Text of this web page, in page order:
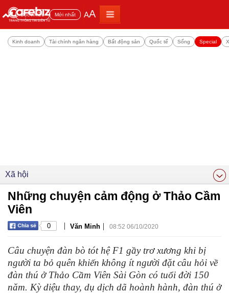
Đọc nhiều Mới nhất AA
Kinh doanh Tài chính ngân hàng Bất động sản Quốc tế Sống Special
Xã hội
Những chuyện cảm động ở Thảo Cầm
Viên
0 | Văn Minh | 08:52 06/10/2020
Câu chuyện đàn bò tót hệ F1 gầy trơ xương khi bị
người ta bỏ quên khiến không ít người đặt câu hỏi về
đàn thú ở Thảo Cầm Viên Sài Gòn có tuổi đời 150
năm. Kỳ diệu thay, dụ dịch dã hoành hành, đàn thú ở